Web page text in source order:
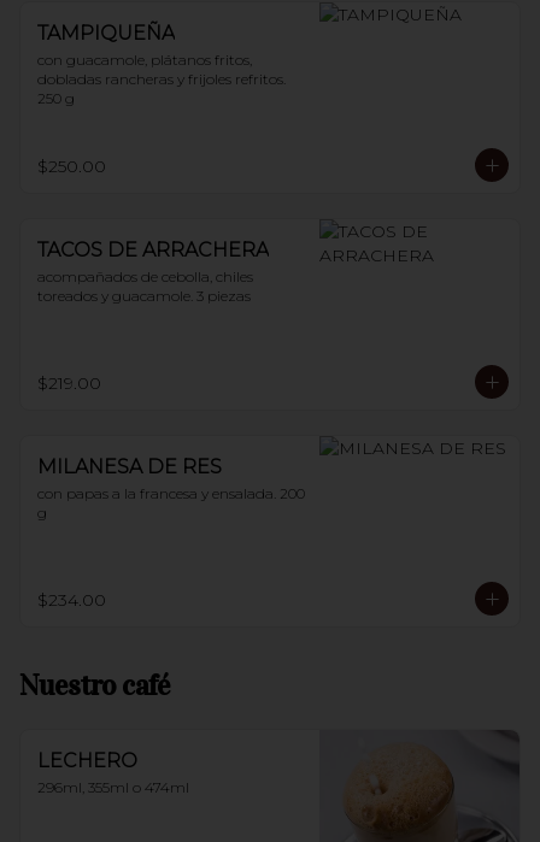
TAMPIQUEÑA
con guacamole, plátanos fritos,
dobladas rancheras y frijoles refritos.
250 g
$250.00
TACOS DE ARRACHERA
acompañados de cebolla, chiles
toreados y guacamole. 3 piezas
$219.00
MILANESA DE RES
con papas a la francesa y ensalada. 200
g
$234.00
Nuestro café
LECHERO
296ml, 355ml o 474ml